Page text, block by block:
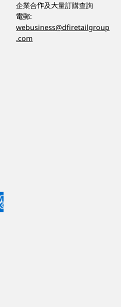
企業合作及大量訂購查詢
電郵:
webusiness@dfiretailgroup
.com